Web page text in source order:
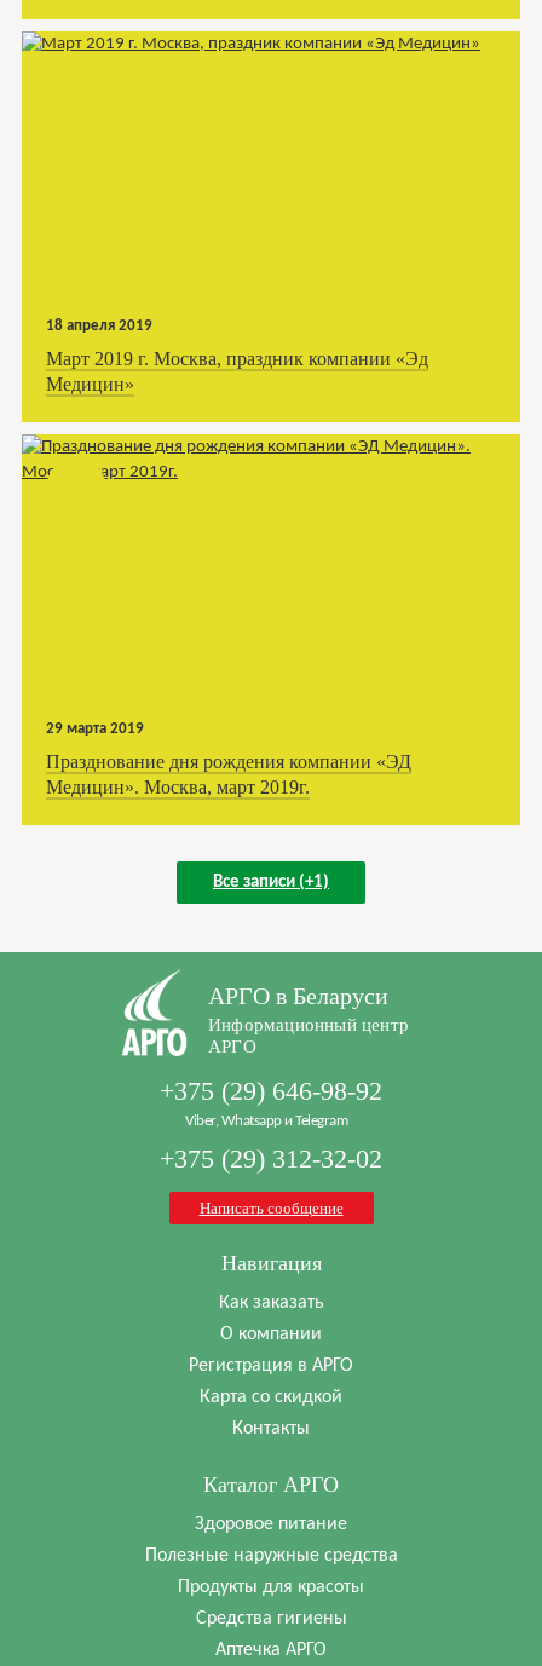
18 апреля 2019
Март 2019 г. Москва, праздник компании «Эд
Медицин»
29 марта 2019
Празднование дня рождения компании «ЭД
Медицин». Москва, март 2019г.
Все записи (+1)
АРГО в Беларуси
Информационный центр
АРГО
+375 (29) 646-98-92
Viber, Whatsapp и Telegram
+375 (29) 312-32-02
Написать сообщение
Навигация
Как заказать
О компании
Регистрация в АРГО
Карта со скидкой
Контакты
Каталог АРГО
Здоровое питание
Полезные наружные средства
Продукты для красоты
Средства гигиены
Аптечка АРГО